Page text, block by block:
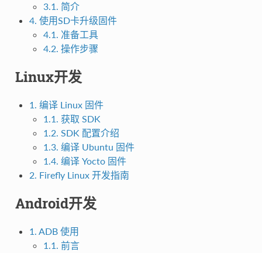
3.1. 简介
4. 使用SD卡升级固件
4.1. 准备工具
4.2. 操作步骤
Linux开发
1. 编译 Linux 固件
1.1. 获取 SDK
1.2. SDK 配置介绍
1.3. 编译 Ubuntu 固件
1.4. 编译 Yocto 固件
2. Firefly Linux 开发指南
Android开发
1. ADB 使用
1.1. 前言